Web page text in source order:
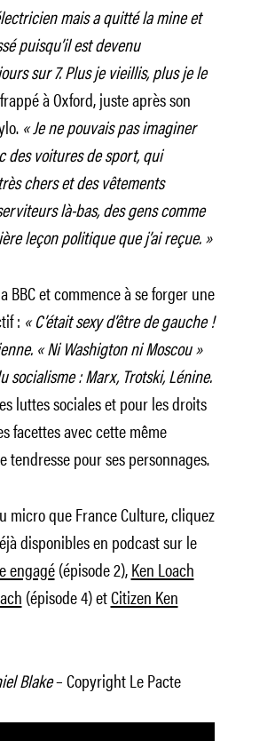
mais a quitté la mine et
puisqu’il est devenu
sur 7. Plus je vieillis, plus je le
à Oxford, juste après son
« Je ne pouvais pas imaginer
des voitures de sport, qui
chers et des vêtements
là-bas, des gens comme
leçon politique que j’ai reçue. »
BBC et commence à se forger une
: « C’était sexy d’être de gauche !
« Ni Washigton ni Moscou »
socialisme : Marx, Trotski, Lénine.
luttes sociales et pour les droits
facettes avec cette même
pour ses personnages.
micro que France Culture, cliquez
disponibles en podcast sur le
engagé(épisode 2),Ken Loach
(épisode 4) etCitizen Ken
Blake– Copyright Le Pacte